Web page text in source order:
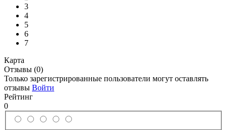
3
4
5
6
7
Карта
Отзывы (0)
Только зарегистрированные пользователи могут оставлять
отзывы Войти
Рейтинг
0